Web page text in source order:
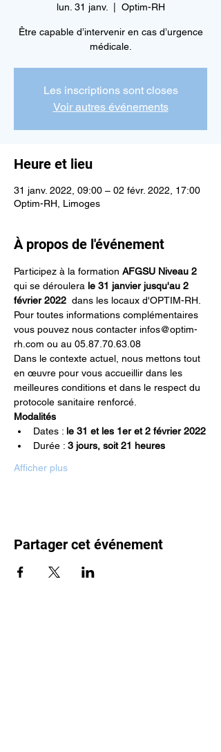
lun. 31 janv. Optim-RH
Être capable d’intervenir en cas d’urgence
médicale.
Les inscriptions sont closes
Voir autres événements
Heure et lieu
31 janv. 2022, 09:00 – 02 févr. 2022, 17:00
Optim-RH, Limoges
À propos de l'événement
Participez à la formation AFGSU Niveau 2
qui se déroulera le 31 janvier jusqu'au 2
février 2022 dans les locaux d'OPTIM-RH.
Pour toutes informations complémentaires
vous pouvez nous contacter infos@optim-
rh.com ou au 05.87.70.63.08
Dans le contexte actuel, nous mettons tout
en œuvre pour vous accueillir dans les
meilleures conditions et dans le respect du
protocole sanitaire renforcé.
Modalités
Dates : le 31 et les 1er et 2 février 2022
Durée : 3 jours, soit 21 heures
Afficher plus
Partager cet événement